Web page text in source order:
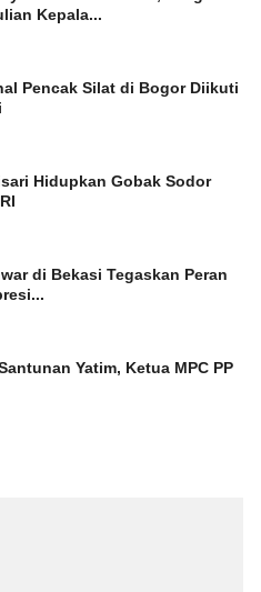
Kepala...
Pencak Silat di Bogor Diikuti
Hidupkan Gobak Sodor
di Bekasi Tegaskan Peran
Yatim, Ketua MPC PP